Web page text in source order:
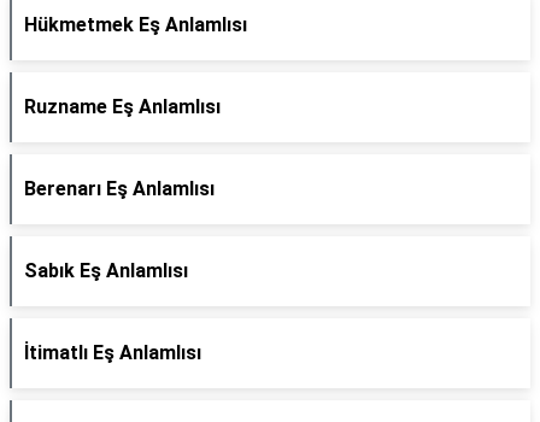
Hükmetmek Eş Anlamlısı
Ruzname Eş Anlamlısı
Berenarı Eş Anlamlısı
Sabık Eş Anlamlısı
İtimatlı Eş Anlamlısı